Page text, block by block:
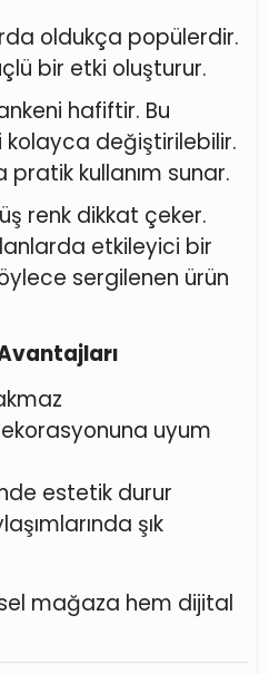
oldukça popülerdir.
bir etki oluşturur.
hafiftir. Bu
kolayca değiştirilebilir.
kullanım sunar.
renk dikkat çeker.
etkileyici bir
sergilenen ürün
uyum
estetik durur
şık
mağaza hem dijital